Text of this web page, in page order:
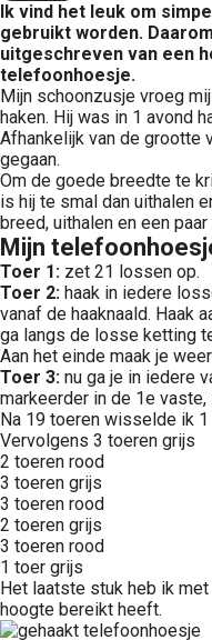
Ik vind het leuk om
gebruikt worden.
uitgeschreven van een
telefoonhoesje.
Mijn schoonzusje vroeg
haken. Hij was in 1 avond
Afhankelijk van de grootte
gegaan.
Om de goede breedte te
is hij te smal dan uithalen
breed, uithalen en een
Mijn
Toer 1: zet 21 lossen op.
Toer 2: haak in iedere
vanaf de haaknaald. Haak
ga langs de losse ketting
Aan het einde maak je
Toer 3: nu ga je in iedere
markeerder in de 1e
Na 19 toeren wisselde ik
Vervolgens 3 toeren grijs
2 toeren rood
3 toeren grijs
3 toeren rood
2 toeren grijs
3 toeren rood
1 toer grijs
Het laatste stuk heb ik
hoogte bereikt heeft.